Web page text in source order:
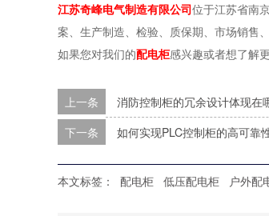
江苏奇峰电气制造有限公司位于江苏省南
案、生产制造、检验、质保期、市场销售
如果您对我们的配电柜感兴趣或者想了解
上一条
消防控制柜的冗余设计体现在
下一条 如何实现PLC控制柜的高可靠
本文标签： 配电柜 低压配电柜 户外配